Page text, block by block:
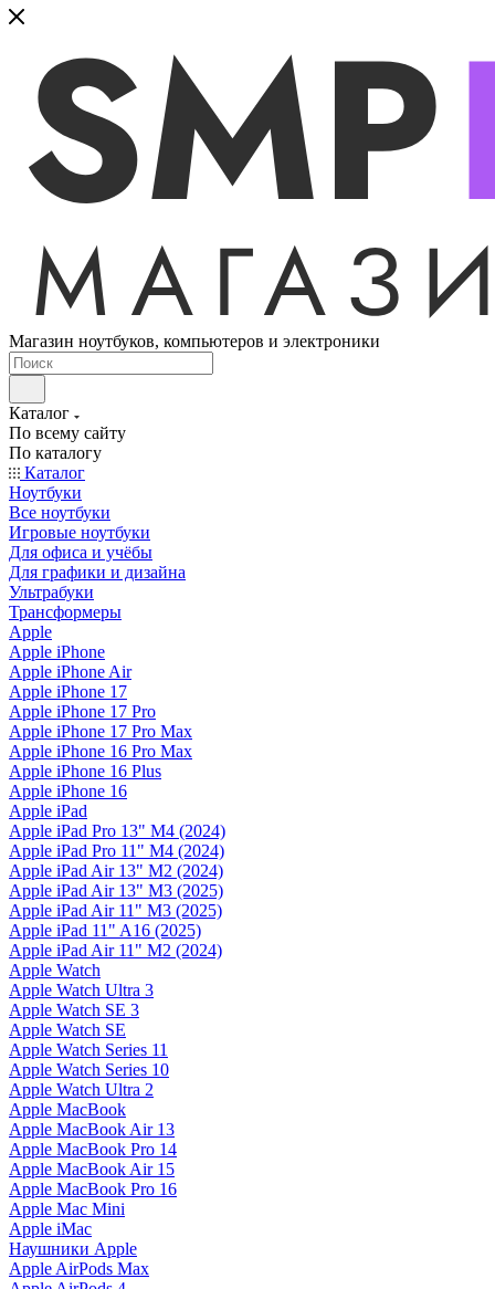
Магазин ноутбуков, компьютеров и электроники
Каталог
По всему сайту
По каталогу
Каталог
Ноутбуки
Все ноутбуки
Игровые ноутбуки
Для офиса и учёбы
Для графики и дизайна
Ультрабуки
Трансформеры
Apple
Apple iPhone
Apple iPhone Air
Apple iPhone 17
Apple iPhone 17 Pro
Apple iPhone 17 Pro Max
Apple iPhone 16 Pro Max
Apple iPhone 16 Plus
Apple iPhone 16
Apple iPad
Apple iPad Pro 13" M4 (2024)
Apple iPad Pro 11" M4 (2024)
Apple iPad Air 13" M2 (2024)
Apple iPad Air 13" M3 (2025)
Apple iPad Air 11" M3 (2025)
Apple iPad 11" A16 (2025)
Apple iPad Air 11" M2 (2024)
Apple Watch
Apple Watch Ultra 3
Apple Watch SE 3
Apple Watch SE
Apple Watch Series 11
Apple Watch Series 10
Apple Watch Ultra 2
Apple MacBook
Apple MacBook Air 13
Apple MacBook Pro 14
Apple MacBook Air 15
Apple MacBook Pro 16
Apple Mac Mini
Apple iMac
Наушники Apple
Apple AirPods Max